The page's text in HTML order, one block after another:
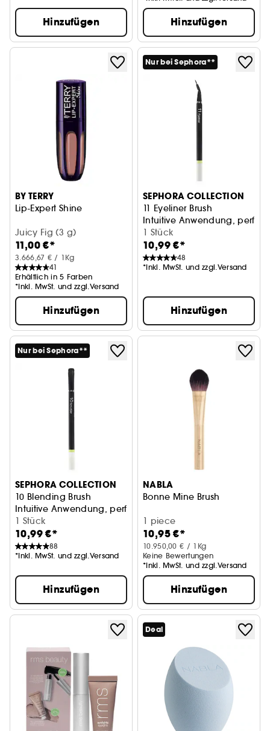
Hinzufügen Hinzufügen
BY TERRY
Lip-Expert Shine
Juicy Fig (3 g)
11,00 €*
3.666,67 € / 1Kg
41
Erhältlich in 5 Farben
*Inkl. MwSt. und zzgl.Versand
Hinzufügen
Nur bei Sephora**
SEPHORA COLLECTION
11 Eyeliner Brush
Intuitive Anwendung,
1 Stück
10,99 €*
48
*Inkl. MwSt. und zzgl.Versand
Hinzufügen
Nur bei Sephora**
SEPHORA COLLECTION
10 Blending Brush
Intuitive Anwendung, perfektes Finish
1 Stück
10,99 €*
88
*Inkl. MwSt. und zzgl.Versand
Hinzufügen
NABLA
Bonne Mine Brush
1 piece
10,95 €*
10.950,00 € / 1Kg
Keine Bewertungen
*Inkl. MwSt. und zzgl.Versand
Hinzufügen
Deal